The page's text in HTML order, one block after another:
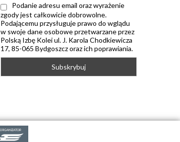
Podanie adresu email oraz wyrażenie
zgody jest całkowicie dobrowolne.
Podającemu przysługuje prawo do wglądu
w swoje dane osobowe przetwarzane przez
Polską Izbę Kolei ul. J. Karola Chodkiewicza
17, 85-065 Bydgoszcz oraz ich poprawiania.